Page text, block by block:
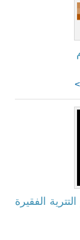
التترية الفقيرة